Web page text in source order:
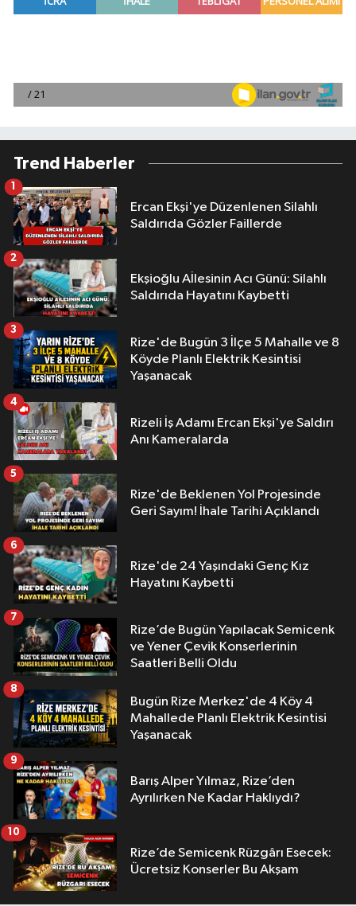
Trend Haberler
Ercan Ekşi'ye Düzenlenen Silahlı
Saldırıda Gözler Faillerde
1
Ekşioğlu Aİlesinin Acı Günü: Silahlı
Saldırıda Hayatını Kaybetti
2
Rize'de Bugün 3 İlçe 5 Mahalle ve 8
Köyde Planlı Elektrik Kesintisi
Yaşanacak
3
Rizeli İş Adamı Ercan Ekşi'ye Saldırı
Anı Kameralarda
4
Rize'de Beklenen Yol Projesinde
Geri Sayım! İhale Tarihi Açıklandı
5
Rize'de 24 Yaşındaki Genç Kız
Hayatını Kaybetti
6
Rize’de Bugün Yapılacak Semicenk
ve Yener Çevik Konserlerinin
Saatleri Belli Oldu
7
Bugün Rize Merkez'de 4 Köy 4
Mahallede Planlı Elektrik Kesintisi
Yaşanacak
8
Barış Alper Yılmaz, Rize’den
Ayrılırken Ne Kadar Haklıydı?
9
Rize’de Semicenk Rüzgârı Esecek:
Ücretsiz Konserler Bu Akşam
10